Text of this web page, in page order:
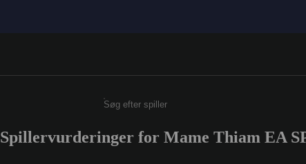
Enter a minimum of 3 characters or
Spillervurderinger for Mame Thiam EA